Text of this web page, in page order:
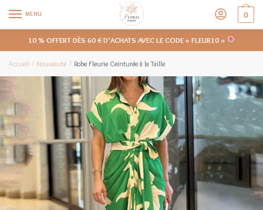
MENU 0
10 % OFFERT DÈS 60 € D’ACHATS AVEC LE CODE « FLEUR10 »
Accueil / Nouveauté / Robe Fleurie Ceinturée à la Taille